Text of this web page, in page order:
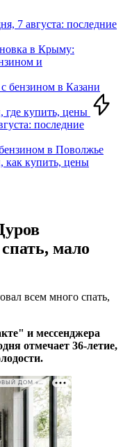
7 августа: последние
в Крыму:
и
бензином в Казани
где купить, цены
последние
в Поволжье
как купить, цены
мало
всем много спать,
и мессенджера
отмечает 36-летие,
РЕКЛАМА • ООО СТРОИТЕЛЬНЫЙ ТОРГОВЫЙ ДОМ «ПЕТРОВИЧ». ИНН: 7802348846